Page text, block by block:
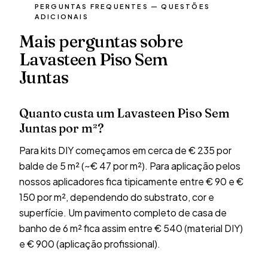
PERGUNTAS FREQUENTES — QUESTÕES
ADICIONAIS
Mais perguntas sobre
Lavasteen Piso Sem
Juntas
Quanto custa um Lavasteen Piso Sem
Juntas por m²?
Para kits DIY começamos em cerca de € 235 por
balde de 5 m² (~€ 47 por m²). Para aplicação pelos
nossos aplicadores fica tipicamente entre € 90 e €
150 por m², dependendo do substrato, cor e
superfície. Um pavimento completo de casa de
banho de 6 m² fica assim entre € 540 (material DIY)
e € 900 (aplicação profissional).